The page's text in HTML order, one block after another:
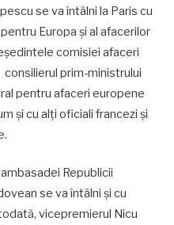
se va întâlni la Paris cu
Europa și al afacerilor
comisiei afaceri
consilierul prim-ministrului
pentru afaceri europene
și cu alți oficiali francezi și
Republicii
se va întâlni și cu
vicepremierul Nicu